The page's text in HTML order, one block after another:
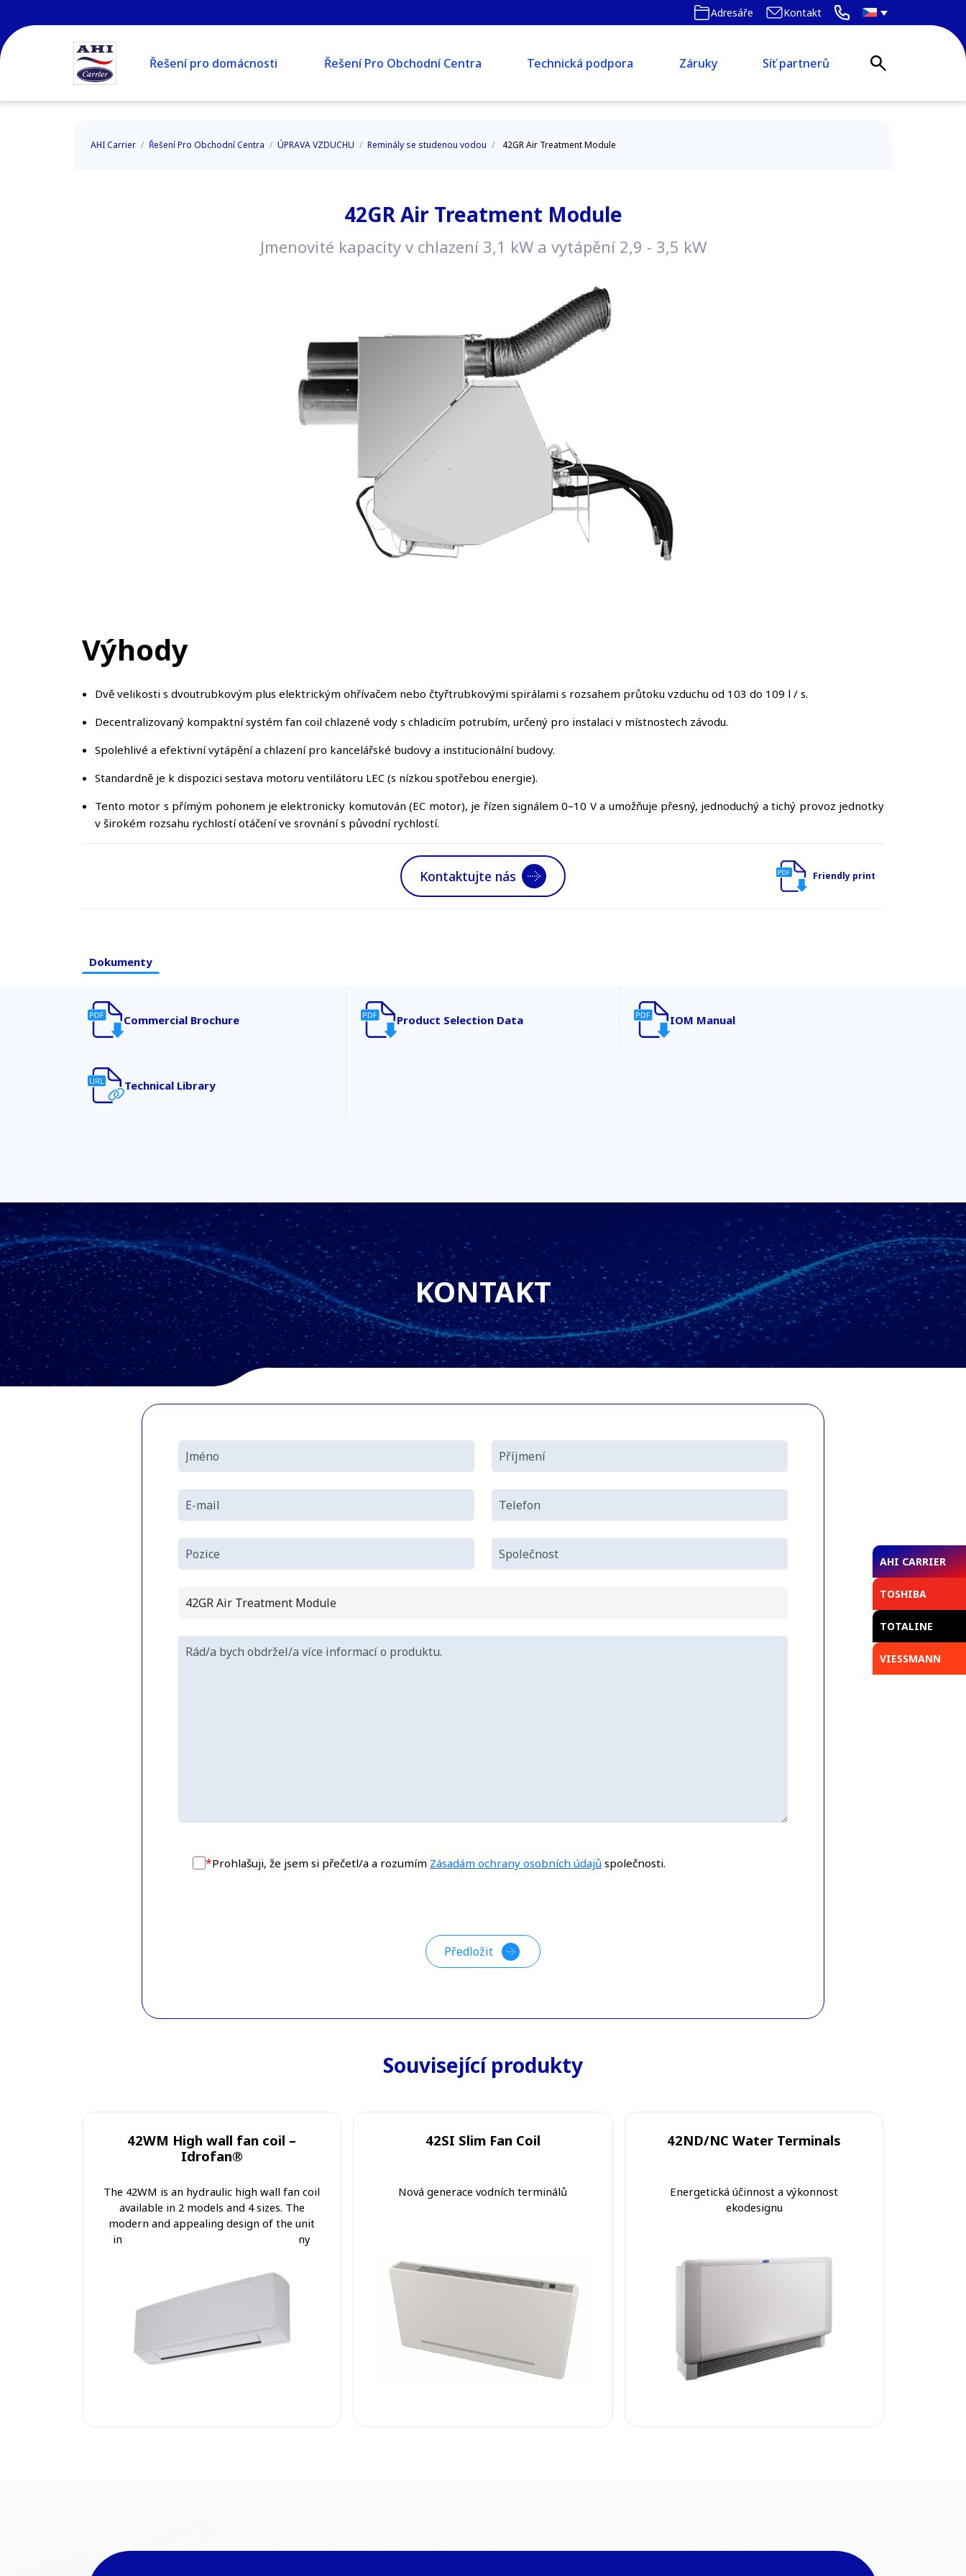
Adresáře Kontakt
Řešení pro domácnosti Řešení Pro Obchodní Centra Technická podpora Záruky Síť partnerů
AHI Carrier / Řešení Pro Obchodní Centra / ÚPRAVA VZDUCHU / Reminály se studenou vodou / 42GR Air Treatment Module
42GR Air Treatment Module
Jmenovité kapacity v chlazení 3,1 kW a vytápění 2,9 - 3,5 kW
Výhody
Dvě velikosti s dvoutrubkovým plus elektrickým ohřívačem nebo čtyřtrubkovými spirálami s rozsahem průtoku vzduchu od 103 do 109 l / s.
Decentralizovaný kompaktní systém fan coil chlazené vody s chladicím potrubím, určený pro instalaci v místnostech závodu.
Spolehlivé a efektivní vytápění a chlazení pro kancelářské budovy a institucionální budovy.
Standardně je k dispozici sestava motoru ventilátoru LEC (s nízkou spotřebou energie).
Tento motor s přímým pohonem je elektronicky komutován (EC motor), je řízen signálem 0–10 V a umožňuje přesný, jednoduchý a tichý provoz jednotky
v širokém rozsahu rychlostí otáčení ve srovnání s původní rychlostí.
Kontaktujte nás Friendly print
Dokumenty
Commercial Brochure Product Selection Data IOM Manual
Technical Library
KONTAKT
*Prohlašuji, že jsem si přečetl/a a rozumím Zásadám ochrany osobních údajů společnosti.
Související produkty
42WM High wall fan coil –
Idrofan®
The 42WM is an hydraulic high wall fan coil
available in 2 models and 4 sizes. The
modern and appealing design of the unit
in RAL 9003 colour allows the use in any
42SI Slim Fan Coil
Nová generace vodních terminálů
42ND/NC Water Terminals
Energetická účinnost a výkonnost
ekodesignu
AHI CARRIER
TOSHIBA
TOTALINE
VIESSMANN